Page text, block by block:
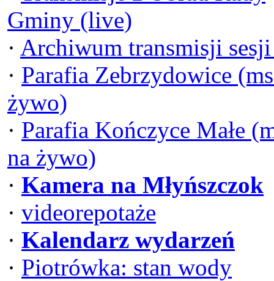
Gminy (live)
· Archiwum transmisji
· Parafia Zebrzydowice
żywo)
· Parafia Kończyce Małe
na żywo)
· Kamera na Młyńszczok
· videorepotaże
· Kalendarz wydarzeń
· Piotrówka: stan wody